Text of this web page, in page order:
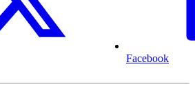
Facebook